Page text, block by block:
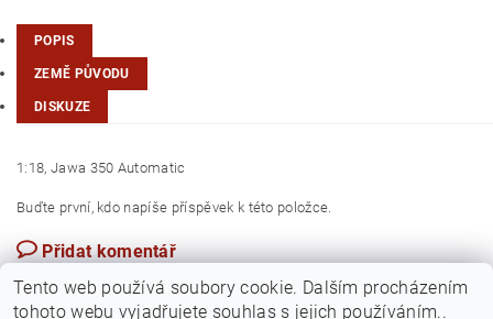
POPIS
ZEMĚ PŮVODU
DISKUZE
1:18, Jawa 350 Automatic
Buďte první, kdo napíše příspěvek k této položce.
Přidat komentář
Tento web používá soubory cookie. Dalším procházením
tohoto webu vyjadřujete souhlas s jejich používáním..